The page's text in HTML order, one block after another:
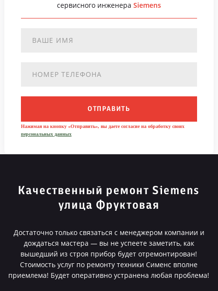
сервисного инженера Siemens
ОТПРАВИТЬ
Нажимая на кнопку «Отправить», вы даете согласие на обработку своих
персональных данных
Качественный ремонт Siemens
улица Фруктовая
Достаточно только связаться с менеджером компании и
дождаться мастера — вы не успеете заметить, как
вышедший из строя прибор будет отремонтирован!
Стоимость услуг по ремонту техники Сименс вполне
приемлема! Будет оперативно устранена любая проблема!